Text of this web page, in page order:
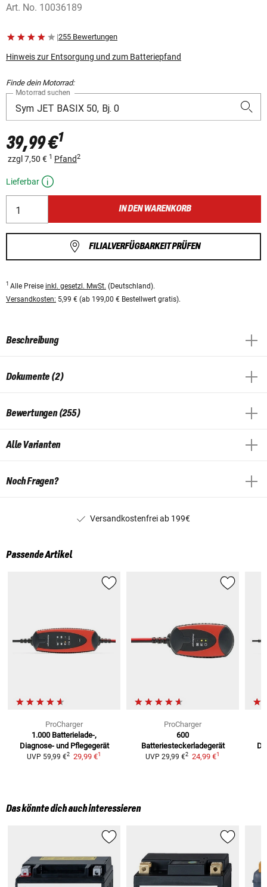
Art. No. 10036189
|255 Bewertungen
Hinweis zur Entsorgung und zum Batteriepfand
Finde dein Motorrad:
Motorrad suchen
39,99 €1
zzgl 7,50 € 1 Pfand2
Lieferbar
IN DEN WARENKORB
FILIALVERFÜGBARKEIT PRÜFEN
1 Alle Preise inkl. gesetzl. MwSt. (Deutschland).
Versandkosten: 5,99 € (ab 199,00 € Bestellwert gratis).
Beschreibung
Dokumente (2)
Bewertungen (255)
Alle Varianten
Noch Fragen?
Versandkostenfrei ab 199€
Passende Artikel
ProCharger
1.000 Batterielade-,
Diagnose- und Pflegegerät
UVP 59,99 €2 29,99 €1
ProCharger
600
Batteriesteckerladegerät
UVP 29,99 €2 24,99 €1
Das könnte dich auch interessieren